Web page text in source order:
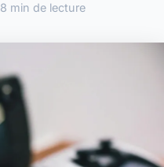
8 min de lecture